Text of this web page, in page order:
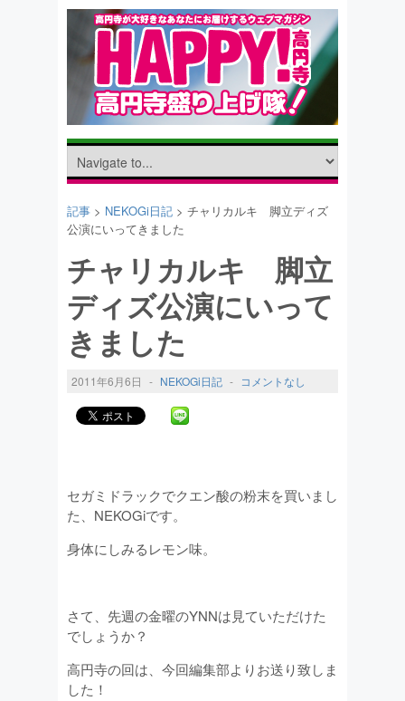
記事 > NEKOGi日記 > チャリカルキ 脚立ディズ
公演にいってきました
チャリカルキ 脚立
ディズ公演にいって
きました
2011年6月6日 - NEKOGi日記 - コメントなし
セガミドラックでクエン酸の粉末を買いまし
た、NEKOGiです。
身体にしみるレモン味。
さて、先週の金曜のYNNは見ていただけた
でしょうか？
高円寺の回は、今回編集部よりお送り致しま
した！